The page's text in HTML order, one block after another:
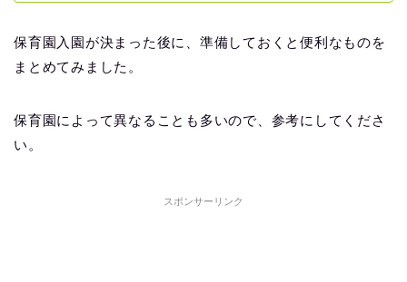
保育園入園が決まった後に、準備しておくと便利なものを
まとめてみました。
保育園によって異なることも多いので、参考にしてくださ
い。
スポンサーリンク